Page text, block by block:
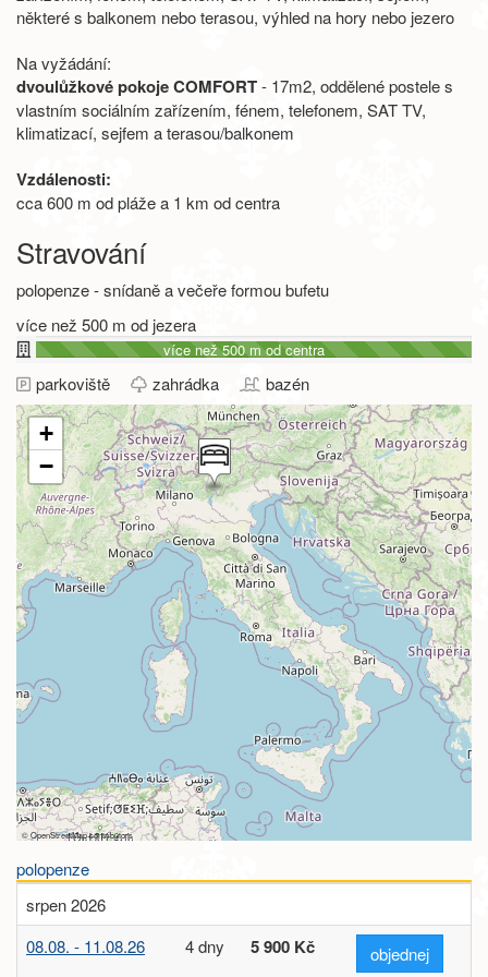
některé s balkonem nebo terasou, výhled na hory nebo jezero
Na vyžádání:
dvoulůžkové pokoje COMFORT- 17m2, oddělené postele s
vlastním sociálním zařízením, fénem, telefonem, SAT TV,
klimatizací, sejfem a terasou/balkonem
Vzdálenosti:
cca 600 m od pláže a 1 km od centra
Stravování
polopenze - snídaně a večeře formou bufetu
více než 500 m od jezera
více než 500 m od centra
parkoviště zahrádka bazén
+
−
©OpenStreetMapcontributors
polopenze
srpen 2026
08.08. - 11.08.26
4 dny 5 900 Kč objednej